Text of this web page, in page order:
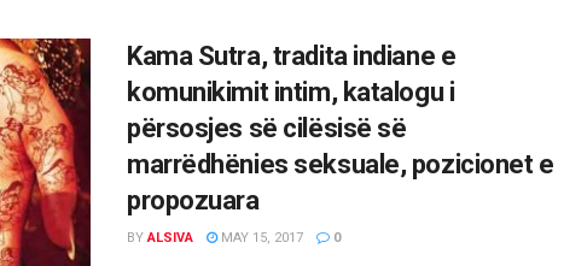
Kama Sutra, tradita indiane e
komunikimit intim, katalogu i
përsosjes së cilësisë së
marrëdhënies seksuale, pozicionet e
propozuara
BY ALSIVA MAY 15, 2017 0